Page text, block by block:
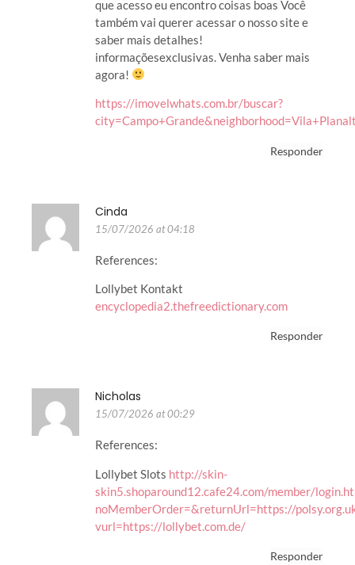
que acesso eu encontro coisas boas Você
também vai querer acessar o nosso site e
saber mais detalhes!
informaçõesexclusivas. Venha saber mais
agora!
https://imovelwhats.com.br/buscar?
Responder
Cinda
15/07/2026 at 04:18
References:
Lollybet Kontakt
encyclopedia2.thefreedictionary.com
Responder
Nicholas
15/07/2026 at 00:29
References:
Lollybet Slots http://skin-
skin5.shoparound12.cafe24.com/member/
noMemberOrder=&returnUrl=https://
vurl=https://lollybet.com.de/
Responder